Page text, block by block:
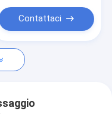
Contattaci